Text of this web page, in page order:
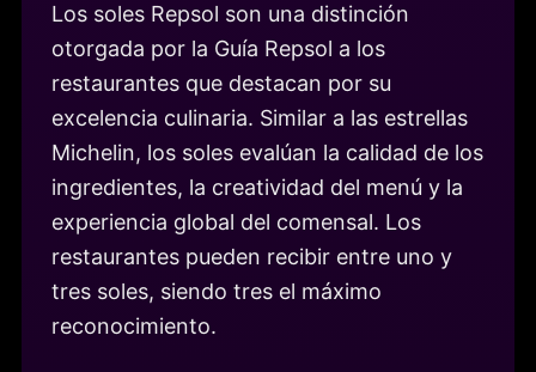
Los soles Repsol son una distinción
otorgada por la Guía Repsol a los
restaurantes que destacan por su
excelencia culinaria. Similar a las estrellas
Michelin, los soles evalúan la calidad de los
ingredientes, la creatividad del menú y la
experiencia global del comensal. Los
restaurantes pueden recibir entre uno y
tres soles, siendo tres el máximo
reconocimiento.